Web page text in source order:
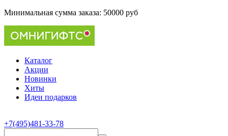
Минимальная сумма заказа: 50000 руб
Каталог
Акции
Новинки
Хиты
Идеи подарков
+7(495)481-33-78